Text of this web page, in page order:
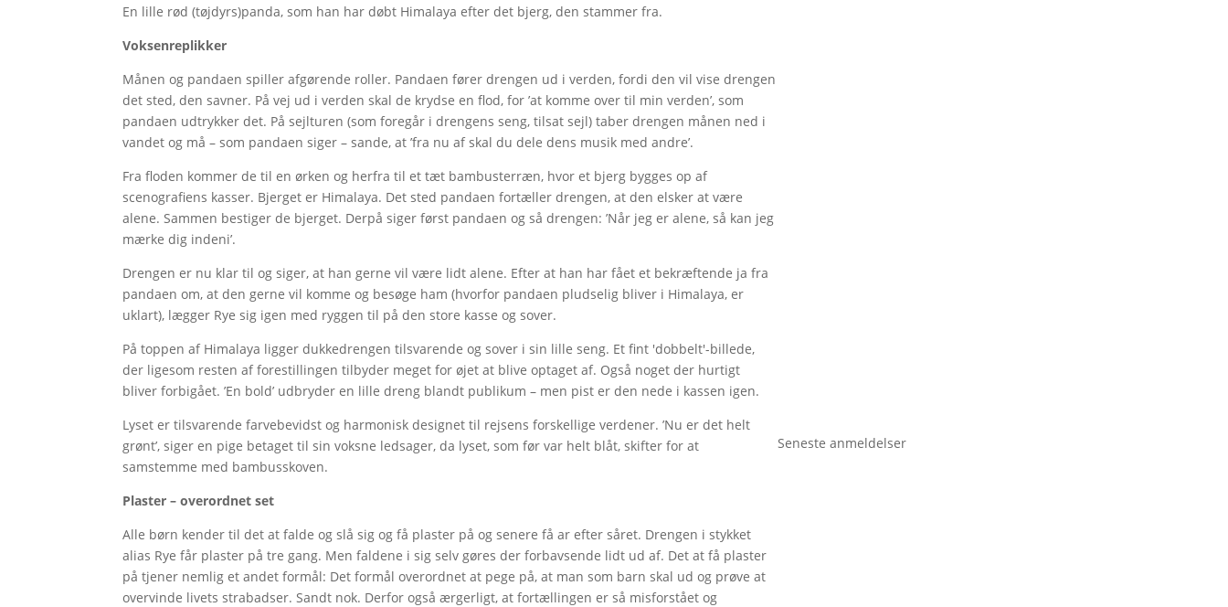
En lille rød (tøjdyrs)panda, som han har døbt Himalaya efter det bjerg, den stammer fra.
Voksenreplikker
Månen og pandaen spiller afgørende roller. Pandaen fører drengen ud i verden, fordi den vil vise drengen
det sted, den savner. På vej ud i verden skal de krydse en flod, for ’at komme over til min verden’, som
pandaen udtrykker det. På sejlturen (som foregår i drengens seng, tilsat sejl) taber drengen månen ned i
vandet og må – som pandaen siger – sande, at ’fra nu af skal du dele dens musik med andre’.
Fra floden kommer de til en ørken og herfra til et tæt bambusterræn, hvor et bjerg bygges op af
scenografiens kasser. Bjerget er Himalaya. Det sted pandaen fortæller drengen, at den elsker at være
alene. Sammen bestiger de bjerget. Derpå siger først pandaen og så drengen: ’Når jeg er alene, så kan jeg
mærke dig indeni’.
Drengen er nu klar til og siger, at han gerne vil være lidt alene. Efter at han har fået et bekræftende ja fra
pandaen om, at den gerne vil komme og besøge ham (hvorfor pandaen pludselig bliver i Himalaya, er
uklart), lægger Rye sig igen med ryggen til på den store kasse og sover.
På toppen af Himalaya ligger dukkedrengen tilsvarende og sover i sin lille seng. Et fint 'dobbelt'-billede,
der ligesom resten af forestillingen tilbyder meget for øjet at blive optaget af. Også noget der hurtigt
bliver forbigået. ’En bold’ udbryder en lille dreng blandt publikum – men pist er den nede i kassen igen.
Lyset er tilsvarende farvebevidst og harmonisk designet til rejsens forskellige verdener. ’Nu er det helt
grønt’, siger en pige betaget til sin voksne ledsager, da lyset, som før var helt blåt, skifter for at
samstemme med bambusskoven.
Plaster – overordnet set
Alle børn kender til det at falde og slå sig og få plaster på og senere få ar efter såret. Drengen i stykket
alias Rye får plaster på tre gang. Men faldene i sig selv gøres der forbavsende lidt ud af. Det at få plaster
på tjener nemlig et andet formål: Det formål overordnet at pege på, at man som barn skal ud og prøve at
overvinde livets strabadser. Sandt nok. Derfor også ærgerligt, at fortællingen er så misforstået og
Seneste anmeldelser